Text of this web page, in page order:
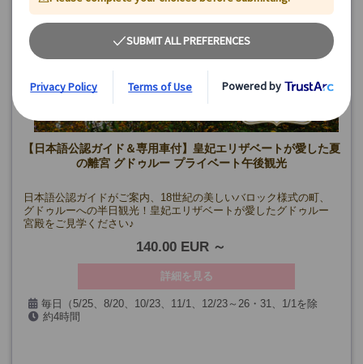
【日本語公認ガイド＆専用車付】皇妃エリザベートが愛した夏
の離宮 グドゥルー プライベート午後観光
日本語公認ガイドがご案内、18世紀の美しいバロック様式の町、
グドゥルーへの半日観光！皇妃エリザベートが愛したグドゥルー
宮殿をご見学ください♪
140.00 EUR
詳細を見る
毎日（5/25、8/20、10/23、11/1、12/23～26・31、1/1を除
く）約4時間